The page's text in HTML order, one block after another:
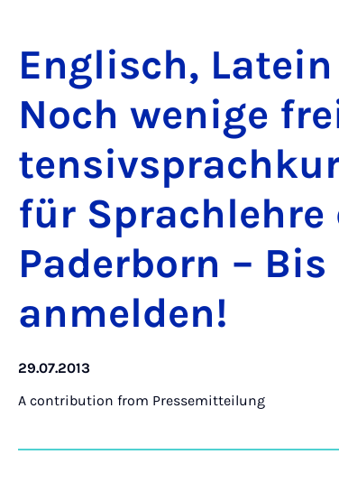
Eng­lisch,
Noch wenige
für
Pader­born – Bis
an­melden!
29.07.2013
A contribution from Pressemitteilung